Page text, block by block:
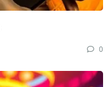
0